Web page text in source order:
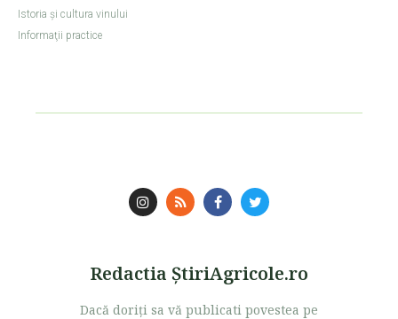
Istoria şi cultura vinului
Informaţii practice
Redactia ŞtiriAgricole.ro
Dacă doriţi sa vă publicati povestea pe